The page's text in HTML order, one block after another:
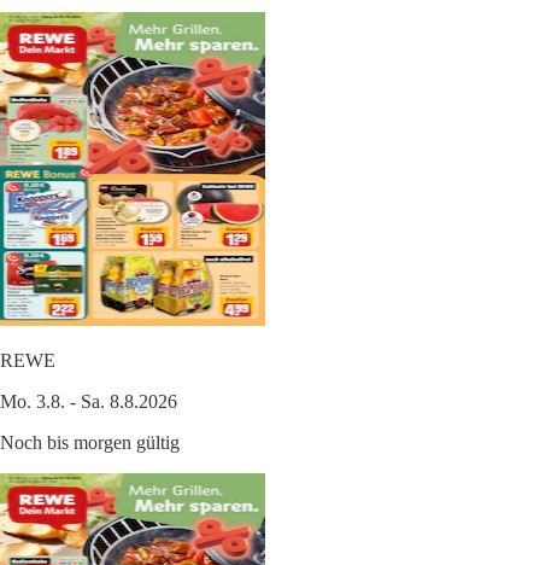
REWE
Mo. 3.8. - Sa. 8.8.2026
Noch bis morgen gültig